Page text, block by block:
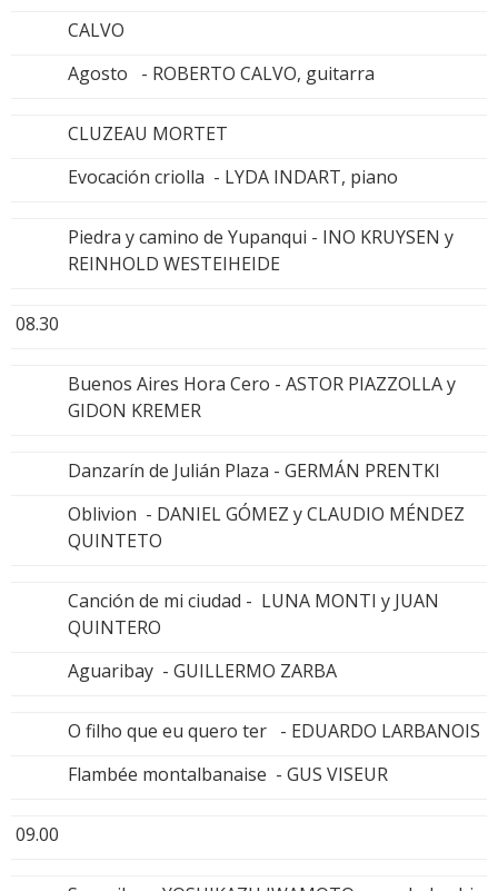
CALVO
Agosto - ROBERTO CALVO, guitarra
CLUZEAU MORTET
Evocación criolla - LYDA INDART, piano
Piedra y camino de Yupanqui - INO KRUYSEN y
REINHOLD WESTEIHEIDE
08.30
Buenos Aires Hora Cero - ASTOR PIAZZOLLA y
GIDON KREMER
Danzarín de Julián Plaza - GERMÁN PRENTKI
Oblivion - DANIEL GÓMEZ y CLAUDIO MÉNDEZ
QUINTETO
Canción de mi ciudad - LUNA MONTI y JUAN
QUINTERO
Aguaribay - GUILLERMO ZARBA
O filho que eu quero ter - EDUARDO LARBANOIS
Flambée montalbanaise - GUS VISEUR
09.00